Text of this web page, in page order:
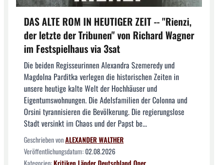
DAS ALTE ROM IN HEUTIGER ZEIT -- "Rienzi,
der letzte der Tribunen" von Richard Wagner
im Festspielhaus via 3sat
Die beiden Regisseurinnen Alexandra Szemeredy und
Magdolna Parditka verlegen die historischen Zeiten in
unsere heutige kalte Welt der Hochhäuser und
Eigentumswohnungen. Die Adelsfamilien der Colonna und
Orsini tyrannisieren die Bevölkerung. Die regierungslose
Stadt versinkt im Chaos und der Papst be...
Geschrieben vonALEXANDER WALTHER
Veröffentlichungsdatum:02.08.2026
Kategorien:KritikenLänderDeutschlandOper